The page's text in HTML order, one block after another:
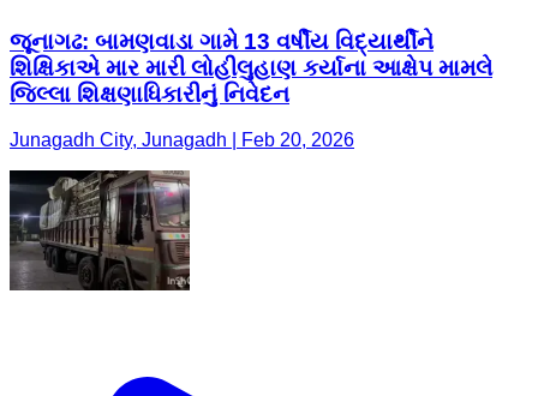
જૂનાગઢ: બામણવાડા ગામે 13 વર્ષીય વિદ્યાર્થીને
શિક્ષિકાએ માર મારી લોહીલુહાણ કર્યાના આક્ષેપ મામલે
જિલ્લા શિક્ષણાધિકારીનું નિવેદન
Junagadh City, Junagadh | Feb 20, 2026